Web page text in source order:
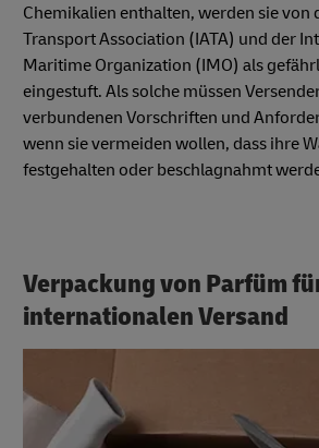
Chemikalien enthalten, werden sie von
Transport Association (IATA) und der
Maritime Organization (IMO) als
eingestuft. Als solche müssen
verbundenen Vorschriften und
wenn sie vermeiden wollen, dass ihre
festgehalten oder beschlagnahmt
Verpackung von Parfüm
internationalen Versand